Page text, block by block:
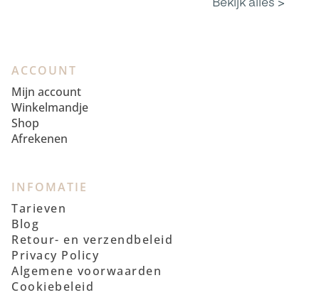
ACCOUNT
Mijn account
Winkelmandje
Shop
Afrekenen
INFOMATIE
Tarieven
Blog
Retour- en verzendbeleid
Privacy Policy
Algemene voorwaarden
Cookiebeleid